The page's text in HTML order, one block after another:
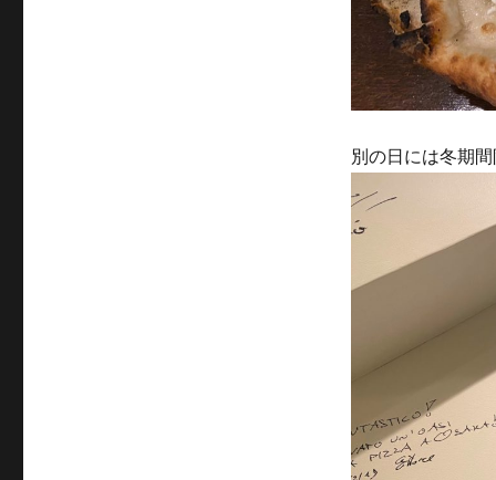
別の日には冬期